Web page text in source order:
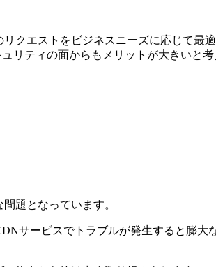
クエストをビジネスニーズに応じて最
リティの⾯からもメリットが⼤きいと
題となっています。
サービスでトラブルが発⽣すると膨